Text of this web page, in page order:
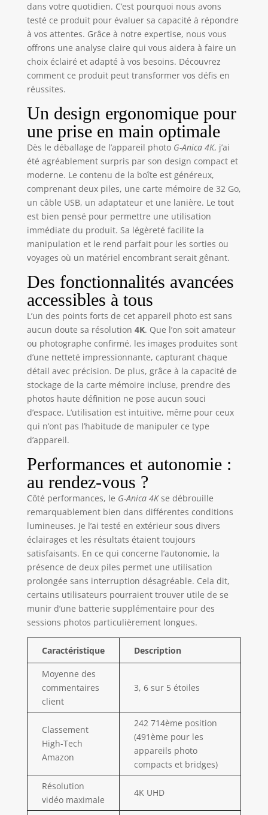
dans votre quotidien. C’est pourquoi nous avons
testé ce produit pour évaluer sa capacité à répondre
à vos attentes. Grâce à notre expertise, nous vous
offrons une analyse claire qui vous aidera à faire un
choix éclairé et adapté à vos besoins. Découvrez
comment ce produit peut transformer vos défis en
réussites.
Un design ergonomique pour
une prise en main optimale
Dès le déballage de l’appareil photo G-Anica 4K, j’ai
été agréablement surpris par son design compact et
moderne. Le contenu de la boîte est généreux,
comprenant deux piles, une carte mémoire de 32 Go,
un câble USB, un adaptateur et une lanière. Le tout
est bien pensé pour permettre une utilisation
immédiate du produit. Sa légèreté facilite la
manipulation et le rend parfait pour les sorties ou
voyages où un matériel encombrant serait gênant.
Des fonctionnalités avancées
accessibles à tous
L’un des points forts de cet appareil photo est sans
aucun doute sa résolution 4K. Que l’on soit amateur
ou photographe confirmé, les images produites sont
d’une netteté impressionnante, capturant chaque
détail avec précision. De plus, grâce à la capacité de
stockage de la carte mémoire incluse, prendre des
photos haute définition ne pose aucun souci
d’espace. L’utilisation est intuitive, même pour ceux
qui n’ont pas l’habitude de manipuler ce type
d’appareil.
Performances et autonomie :
au rendez-vous ?
Côté performances, le G-Anica 4Kse débrouille
remarquablement bien dans différentes conditions
lumineuses. Je l’ai testé en extérieur sous divers
éclairages et les résultats étaient toujours
satisfaisants. En ce qui concerne l’autonomie, la
présence de deux piles permet une utilisation
prolongée sans interruption désagréable. Cela dit,
certains utilisateurs pourraient trouver utile de se
munir d’une batterie supplémentaire pour des
sessions photos particulièrement longues.
Caractéristique Description
Moyenne des
commentaires
client
3, 6 sur 5 étoiles
Classement
High-Tech
Amazon
242 714ème position
(491ème pour les
appareils photo
compacts et bridges)
Résolution
vidéo maximale
4K UHD